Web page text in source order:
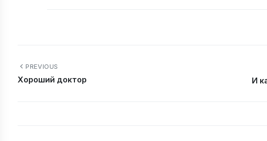
PREVIOUS
Хороший доктор И